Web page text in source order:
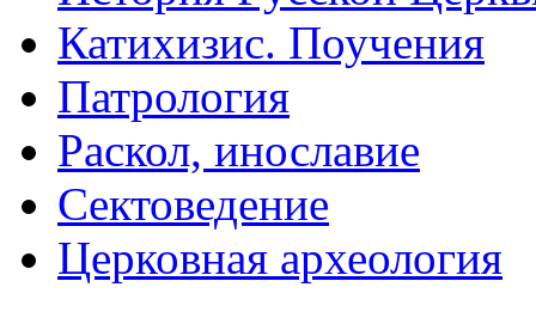
Катихизис. Поучения
Патрология
Раскол, инославие
Сектоведение
Церковная археология